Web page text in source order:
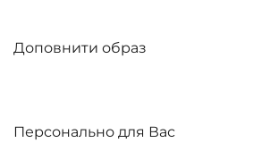
Доповнити образ
Персонально для Вас